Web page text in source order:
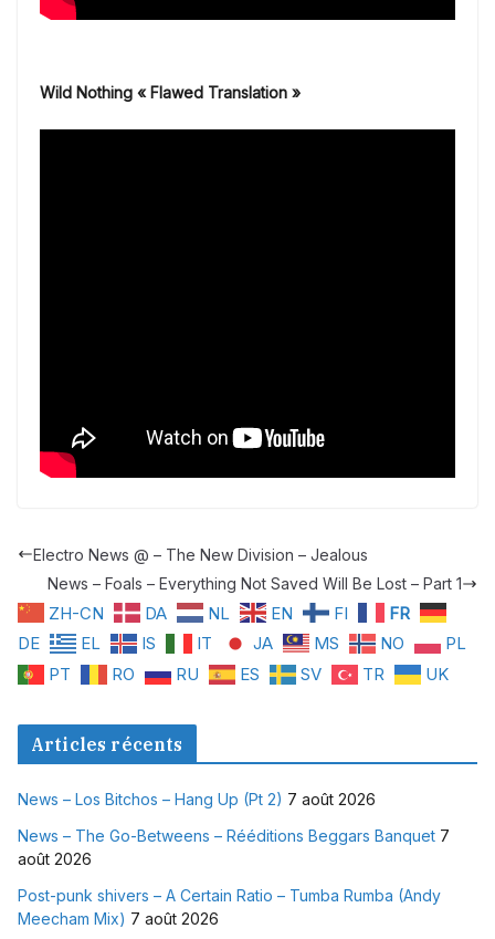
Wild Nothing « Flawed Translation »
Electro News @ – The New Division – Jealous
News – Foals – Everything Not Saved Will Be Lost – Part 1
ZH-CN DA NL EN FI
FR
DE
EL IS IT JA MS NO
PL
PT
RO RU ES SV TR UK
Articles récents
News – Los Bitchos – Hang Up (Pt 2) 7 août 2026
News – The Go-Betweens – Rééditions Beggars Banquet 7
août 2026
Post-punk shivers – A Certain Ratio – Tumba Rumba (Andy
Meecham Mix) 7 août 2026